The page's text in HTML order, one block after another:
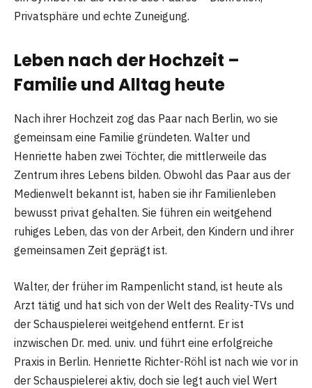
Privatsphäre und echte Zuneigung.
Leben nach der Hochzeit –
Familie und Alltag heute
Nach ihrer Hochzeit zog das Paar nach Berlin, wo sie
gemeinsam eine Familie gründeten. Walter und
Henriette haben zwei Töchter, die mittlerweile das
Zentrum ihres Lebens bilden. Obwohl das Paar aus der
Medienwelt bekannt ist, haben sie ihr Familienleben
bewusst privat gehalten. Sie führen ein weitgehend
ruhiges Leben, das von der Arbeit, den Kindern und ihrer
gemeinsamen Zeit geprägt ist.
Walter, der früher im Rampenlicht stand, ist heute als
Arzt tätig und hat sich von der Welt des Reality-TVs und
der Schauspielerei weitgehend entfernt. Er ist
inzwischen Dr. med. univ. und führt eine erfolgreiche
Praxis in Berlin. Henriette Richter-Röhl ist nach wie vor in
der Schauspielerei aktiv, doch sie legt auch viel Wert